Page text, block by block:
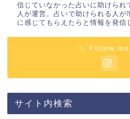
信じていなかった占いに助けられ
人が運営。占いで助けられる人が
に感じてもらえたらと情報を発信
＼ Follow me
サイト内検索